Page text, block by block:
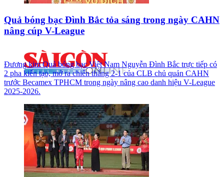
Quả bóng bạc Đình Bắc tỏa sáng trong ngày CAHN
nâng cúp V-League
Đương kim Quả bóng bạc Việt Nam Nguyễn Đình Bắc trực tiếp có
2 pha kiến tạo, mở ra chiến thắng 2-1 của CLB chủ quản CAHN
trước Becamex TPHCM trong ngày nâng cao danh hiệu V-League
2025-2026.